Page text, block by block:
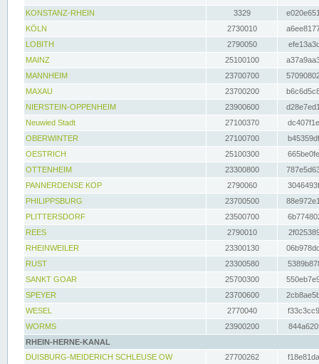
KONSTANZ-RHEIN
3329
KÖLN
2730010
LOBITH
2790050
MAINZ
25100100
MANNHEIM
23700700
MAXAU
23700200
NIERSTEIN-OPPENHEIM
23900600
Neuwied Stadt
27100370
OBERWINTER
27100700
OESTRICH
25100300
OTTENHEIM
23300800
PANNERDENSE KOP
2790060
PHILIPPSBURG
23700500
PLITTERSDORF
23500700
REES
2790010
RHEINWEILER
23300130
RUST
23300580
SANKT GOAR
25700300
SPEYER
23700600
WESEL
2770040
WORMS
23900200
RHEIN-HERNE-KANAL
DUISBURG-MEIDERICH SCHLEUSE OW
27700262